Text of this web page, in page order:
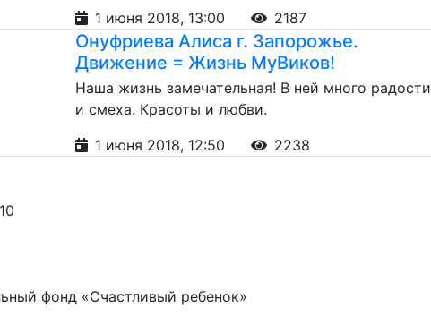
1 июня 2018, 13:00
2187
Онуфриева Алиса г. Запорожье.
Движение = Жизнь МуВиков!
Наша жизнь замечательная! В ней много радости
и смеха. Красоты и любви.
1 июня 2018, 12:50
2238
фонд «Счастливый ребенок»